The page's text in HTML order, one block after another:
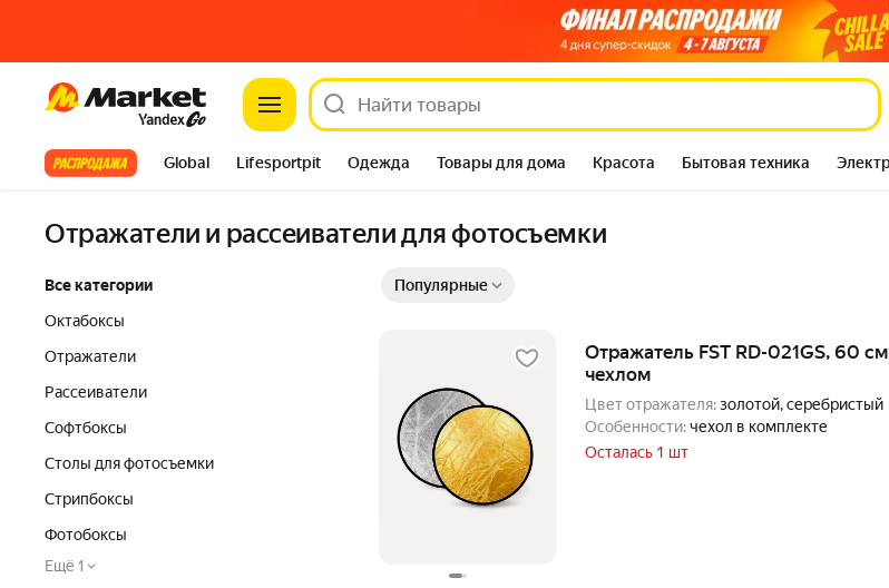
Market
Все хиты Global Lifesportpit Одежда Товары для дома Красота Бытовая техника
Отражатели и рассеиватели для фотосъемки
Все категории
Октабоксы
Отражатели
Рассеиватели
Софтбоксы
Столы для фотосъемки
Стрипбоксы
Фотобоксы
Ещё 1
Популярные
Отражатель FST RD-021GS, 60
чехлом
Цвет отражателя:золотой, серебристый
Особенности:чехол в комплекте
Осталась 1 шт